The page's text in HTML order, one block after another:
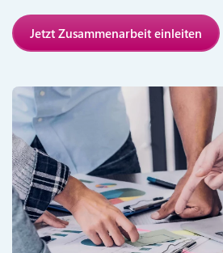
Jetzt Zusammenarbeit einleiten